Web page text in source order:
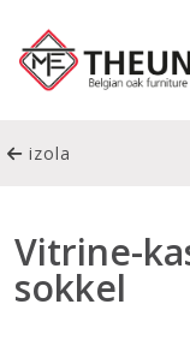
izola
Vitrine-
sokkel